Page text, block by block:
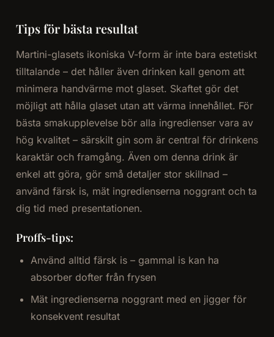
Tips för bästa resultat
Martini-glasets ikoniska V-form är inte bara estetiskt
tilltalande – det håller även drinken kall genom att
minimera handvärme mot glaset. Skaftet gör det
möjligt att hålla glaset utan att värma innehållet. För
bästa smakupplevelse bör alla ingredienser vara av
hög kvalitet – särskilt gin som är central för drinkens
karaktär och framgång. Även om denna drink är
enkel att göra, gör små detaljer stor skillnad –
använd färsk is, mät ingredienserna noggrant och ta
dig tid med presentationen.
Proffs-tips:
Använd alltid färsk is – gammal is kan ha
absorber dofter från frysen
Mät ingredienserna noggrant med en jigger för
konsekvent resultat